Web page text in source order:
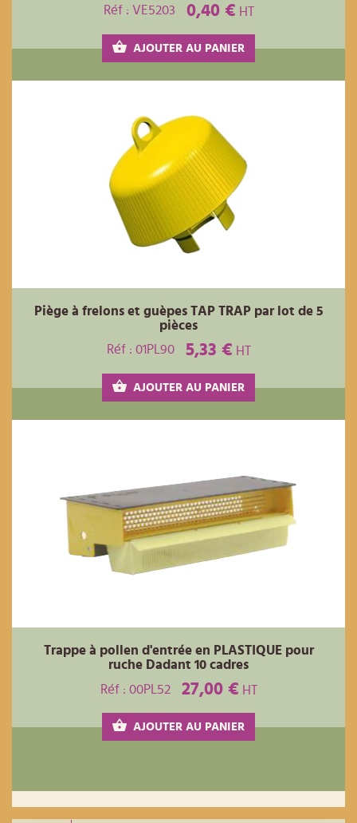
Réf : VE5203
0,40 € HT
AJOUTER AU PANIER
Piège à frelons et guèpes TAP TRAP par lot de 5
pièces
Réf : 01PL90
5,33 € HT
AJOUTER AU PANIER
Trappe à pollen d'entrée en PLASTIQUE pour
ruche Dadant 10 cadres
Réf : 00PL52
27,00 € HT
AJOUTER AU PANIER